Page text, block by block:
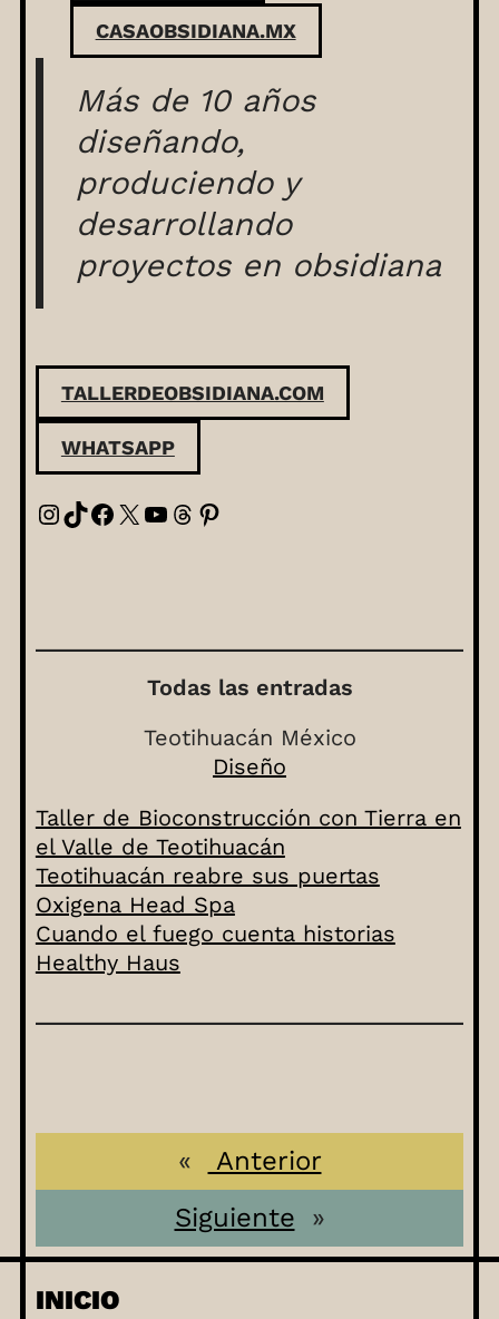
CASAOBSIDIANA.MX
Más de 10 años
diseñando,
produciendo y
desarrollando
proyectos en obsidiana
TALLERDEOBSIDIANA.COM
WHATSAPP
InstagramTikTok Facebook X YouTube Threads Pinterest
Todas las entradas
Teotihuacán México
Diseño
Taller de Bioconstrucción con Tierra en
el Valle de Teotihuacán
Teotihuacán reabre sus puertas
Oxigena Head Spa
Cuando el fuego cuenta historias
Healthy Haus
«
Anterior
Siguiente
»
INICIO